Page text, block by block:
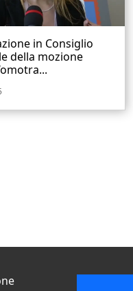
in Consiglio
della mozione